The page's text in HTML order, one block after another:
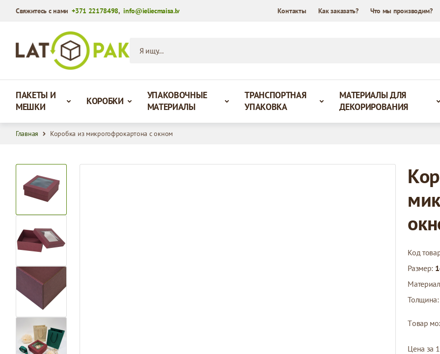
Свяжитесь с нами+371 22178498,info@ieliecmaisa.lv Контакты Как заказать? Что мы производим?
ПАКЕТЫ И
МЕШКИ
КОРОБКИ
УПАКОВОЧНЫЕ
МАТЕРИАЛЫ
ТРАНСПОРТНАЯ
УПАКОВКА
МАТЕРИАЛЫ ДЛЯ
ДЕКОРИРОВАНИЯ
Главная Коробка из микрогофрокартона с окном
View larger image
View larger image
Код
Размер:
Толщина:
Tовар
Цена за